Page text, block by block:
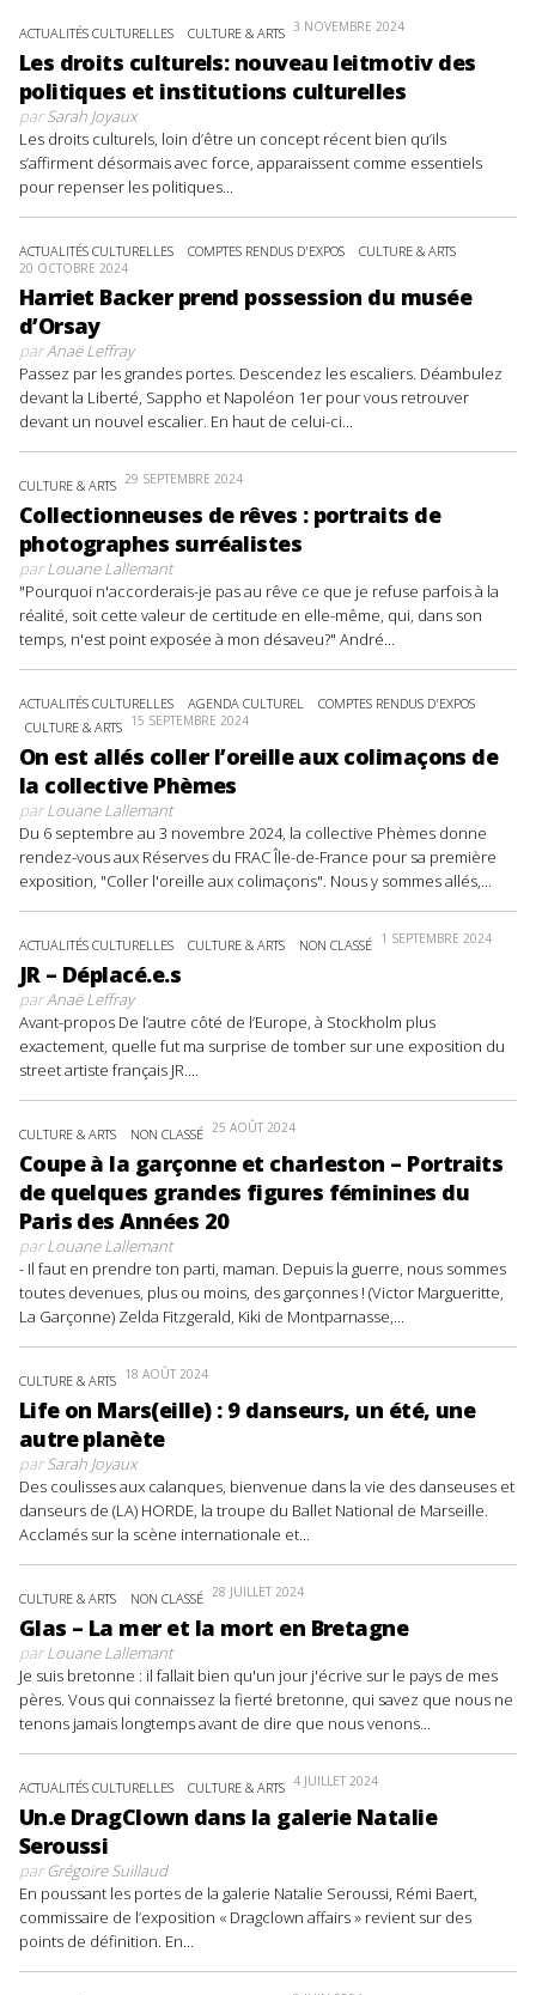
ACTUALITÉS CULTURELLES CULTURE & ARTS 3 NOVEMBRE 2024
Les droits culturels: nouveau leitmotiv des
politiques et institutions culturelles
parSarah Joyaux
Les droits culturels, loin d’être un concept récent bien qu’ils
s’affirment désormais avec force, apparaissent comme essentiels
pour repenser les politiques...
ACTUALITÉS CULTURELLES COMPTES RENDUS D'EXPOS CULTURE & ARTS
20 OCTOBRE 2024
Harriet Backer prend possession du musée
d’Orsay
parAnaë Leffray
Passez par les grandes portes. Descendez les escaliers. Déambulez
devant la Liberté, Sappho et Napoléon 1er pour vous retrouver
devant un nouvel escalier. En haut de celui-ci...
CULTURE & ARTS 29 SEPTEMBRE 2024
Collectionneuses de rêves : portraits de
photographes surréalistes
parLouane Lallemant
"Pourquoi n'accorderais-je pas au rêve ce que je refuse parfois à la
réalité, soit cette valeur de certitude en elle-même, qui, dans son
temps, n'est point exposée à mon désaveu?" André...
ACTUALITÉS CULTURELLES AGENDA CULTUREL
COMPTES RENDUS D'EXPOS
CULTURE & ARTS 15 SEPTEMBRE 2024
On est allés coller l’oreille aux colimaçons de
la collective Phèmes
parLouane Lallemant
Du 6 septembre au 3 novembre 2024, la collective Phèmes donne
rendez-vous aux Réserves du FRAC Île-de-France pour sa première
exposition, "Coller l'oreille aux colimaçons". Nous y sommes allés,...
ACTUALITÉS CULTURELLES CULTURE & ARTS NON CLASSÉ 1 SEPTEMBRE 2024
JR – Déplacé.e.s
parAnaë Leffray
Avant-propos De l’autre côté de l’Europe, à Stockholm plus
exactement, quelle fut ma surprise de tomber sur une exposition du
street artiste français JR....
CULTURE & ARTS NON CLASSÉ 25 AOÛT 2024
Coupe à la garçonne et charleston – Portraits
de quelques grandes figures féminines du
Paris des Années 20
parLouane Lallemant
- Il faut en prendre ton parti, maman. Depuis la guerre, nous sommes
toutes devenues, plus ou moins, des garçonnes ! (Victor Margueritte,
La Garçonne) Zelda Fitzgerald, Kiki de Montparnasse,...
CULTURE & ARTS 18 AOÛT 2024
Life on Mars(eille) : 9 danseurs, un été, une
autre planète
parSarah Joyaux
Des coulisses aux calanques, bienvenue dans la vie des danseuses et
danseurs de (LA) HORDE, la troupe du Ballet National de Marseille.
Acclamés sur la scène internationale et...
CULTURE & ARTS NON CLASSÉ 28 JUILLET 2024
Glas – La mer et la mort en Bretagne
parLouane Lallemant
Je suis bretonne : il fallait bien qu'un jour j'écrive sur le pays de mes
pères. Vous qui connaissez la fierté bretonne, qui savez que nous ne
tenons jamais longtemps avant de dire que nous venons...
ACTUALITÉS CULTURELLES CULTURE & ARTS 4 JUILLET 2024
Un.e DragClown dans la galerie Natalie
Seroussi
parGrégoire Suillaud
En poussant les portes de la galerie Natalie Seroussi, Rémi Baert,
commissaire de l’exposition « Dragclown affairs » revient sur des
points de définition. En...